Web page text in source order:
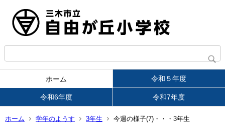
ホーム 令和５年度
令和6年度 令和7年度
ホーム 学年のようす 3年生 今週の様子(7)・・・3年生